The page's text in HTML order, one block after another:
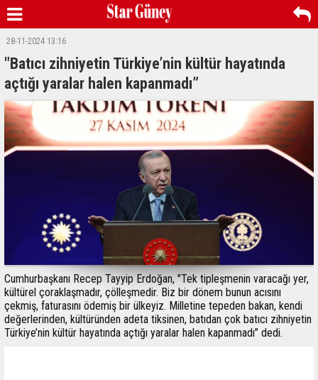
28-11-2024 13:16
"Batıcı zihniyetin Türkiye’nin kültür hayatında
açtığı yaralar halen kapanmadı”
Cumhurbaşkanı Recep Tayyip Erdoğan, "Tek tipleşmenin varacağı yer,
kültürel çoraklaşmadır, çölleşmedir. Biz bir dönem bunun acısını
çekmiş, faturasını ödemiş bir ülkeyiz. Milletine tepeden bakan, kendi
değerlerinden, kültüründen adeta tiksinen, batıdan çok batıcı zihniyetin
Türkiye’nin kültür hayatında açtığı yaralar halen kapanmadı” dedi.